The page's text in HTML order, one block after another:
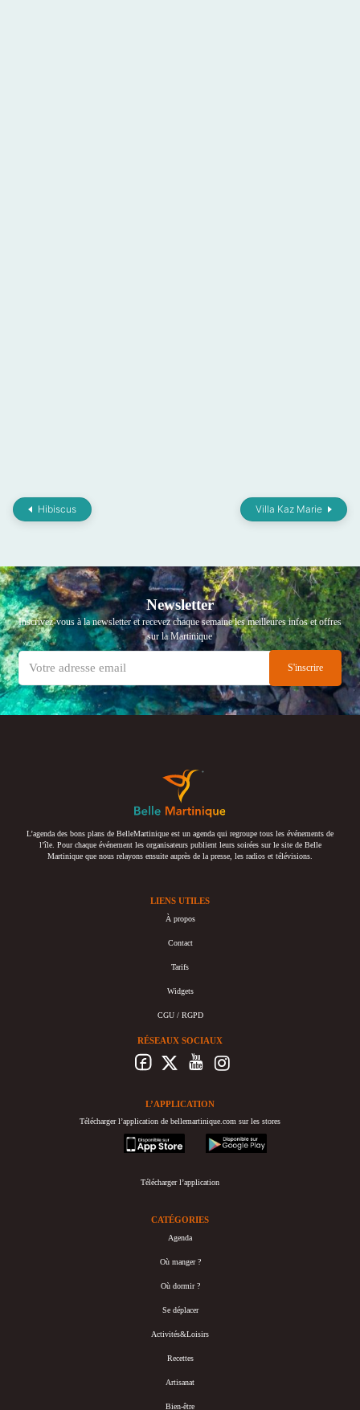
Hibiscus Villa Kaz Marie
Newsletter
Inscrivez-vous à la newsletter et recevez chaque semaine les meilleures infos et offres
sur la Martinique
L’agenda des bons plans de BelleMartinique est un agenda qui regroupe tous les événements de
l’île. Pour chaque événement les organisateurs publient leurs soirées sur le site de Belle
Martinique que nous relayons ensuite auprès de la presse, les radios et télévisions.
LIENS UTILES
À propos
Contact
Tarifs
Widgets
CGU / RGPD
RÉSEAUX SOCIAUX
L’APPLICATION
Télécharger l’application de bellemartinique.com sur les stores
appstore
googleplay
Télécharger l’application
CATÉGORIES
Agenda
Où manger ?
Où dormir ?
Se déplacer
Activités&Loisirs
Recettes
Artisanat
Bien-être